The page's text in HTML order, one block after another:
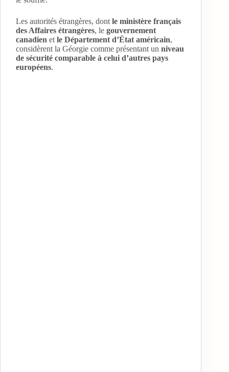
Les autorités étrangères, dont le ministère français
des Affaires étrangères, le gouvernement
canadien et le Département d’État américain,
considèrent la Géorgie comme présentant un niveau
de sécurité comparable à celui d’autres pays
européens.